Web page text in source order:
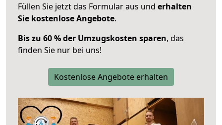
Füllen Sie jetzt das Formular aus und erhalten
Sie kostenlose Angebote.
Bis zu 60 % der Umzugskosten sparen, das
finden Sie nur bei uns!
Kostenlose Angebote erhalten